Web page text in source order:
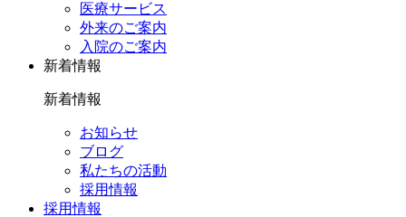
医療サービス
外来のご案内
入院のご案内
新着情報
新着情報
お知らせ
ブログ
私たちの活動
採用情報
採用情報